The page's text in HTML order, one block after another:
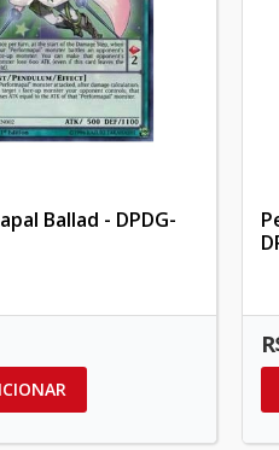
Ballad - DPDG-